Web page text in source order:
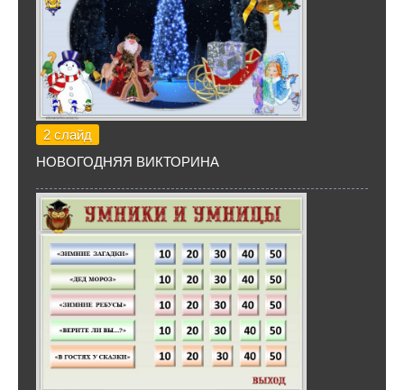
2 слайд
НОВОГОДНЯЯ ВИКТОРИНА